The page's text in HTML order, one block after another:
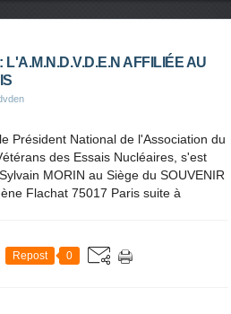
L'A.M.N.D.V.D.E.N AFFILIÉE AU
Président National de l'Association du
des Essais Nucléaires, s'est
MORIN au Siège du SOUVENIR
Flachat 75017 Paris suite à
Repost 0